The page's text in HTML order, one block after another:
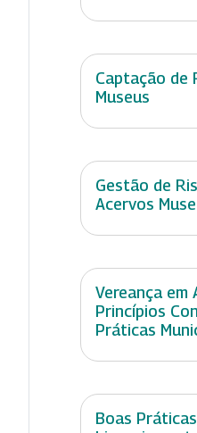
Captação de
Museus
Gestão de
Acervos
Vereança em
Princípios
Práticas
Boas